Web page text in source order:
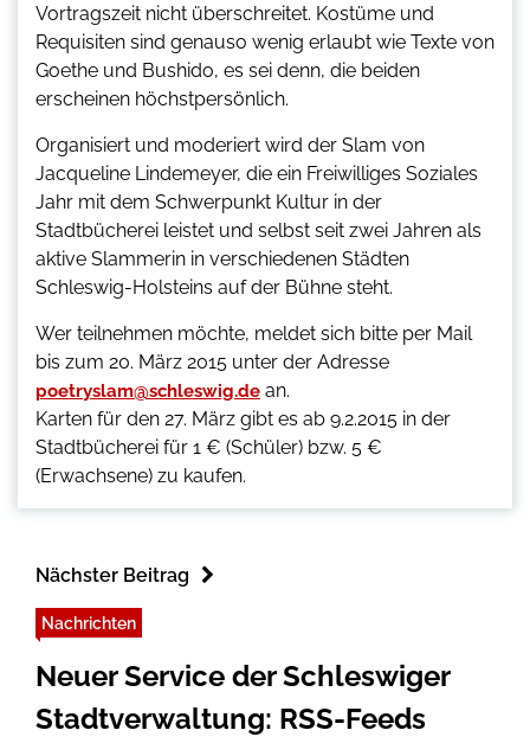
Vortragszeit nicht überschreitet. Kostüme und
Requisiten sind genauso wenig erlaubt wie Texte von
Goethe und Bushido, es sei denn, die beiden
erscheinen höchstpersönlich.
Organisiert und moderiert wird der Slam von
Jacqueline Lindemeyer, die ein Freiwilliges Soziales
Jahr mit dem Schwerpunkt Kultur in der
Stadtbücherei leistet und selbst seit zwei Jahren als
aktive Slammerin in verschiedenen Städten
Schleswig-Holsteins auf der Bühne steht.
Wer teilnehmen möchte, meldet sich bitte per Mail
bis zum 20. März 2015 unter der Adresse
poetryslam@schleswig.de an.
Karten für den 27. März gibt es ab 9.2.2015 in der
Stadtbücherei für 1 € (Schüler) bzw. 5 €
(Erwachsene) zu kaufen.
Nächster Beitrag
Nachrichten
Neuer Service der Schleswiger
Stadtverwaltung: RSS-Feeds